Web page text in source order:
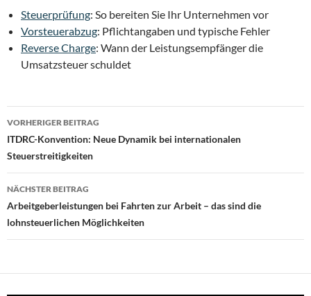
Steuerprüfung: So bereiten Sie Ihr Unternehmen vor
Vorsteuerabzug: Pflichtangaben und typische Fehler
Reverse Charge: Wann der Leistungsempfänger die
Umsatzsteuer schuldet
Beitragsnavigation
VORHERIGER BEITRAG
ITDRC-Konvention: Neue Dynamik bei internationalen
Steuerstreitigkeiten
NÄCHSTER BEITRAG
Arbeitgeberleistungen bei Fahrten zur Arbeit – das sind die
lohnsteuerlichen Möglichkeiten